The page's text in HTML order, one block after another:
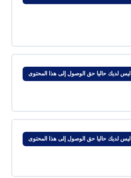
ليس لديك حاليا حق الوصول إلى هذا المحتوى
ليس لديك حاليا حق الوصول إلى هذا المحتوى